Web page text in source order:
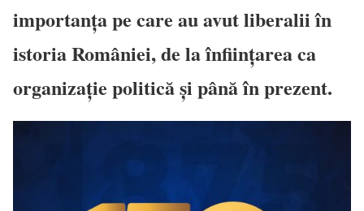
importanța pe care au avut liberalii în
istoria României, de la înființarea ca
organizație politică și până în prezent.